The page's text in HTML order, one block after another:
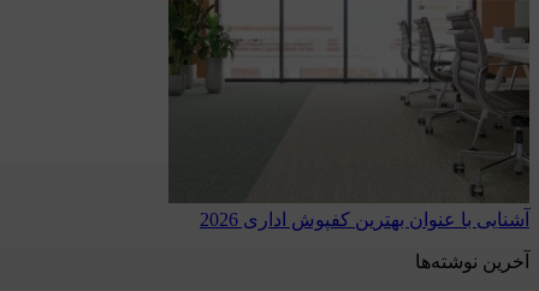
آشنایی با عنوان بهترین کفپوش اداری 2026
آخرین نوشته‌ها